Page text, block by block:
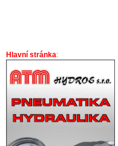
Hlavní stránka: